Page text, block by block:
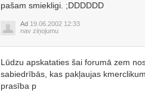
pašam smiekligi. ;DDDDDD
Ad 19.06.2002 12:33
nav ziņojumu
Lūdzu apskataties šai forumā zem
sabiedrībās, kas pakļaujas
prasība p